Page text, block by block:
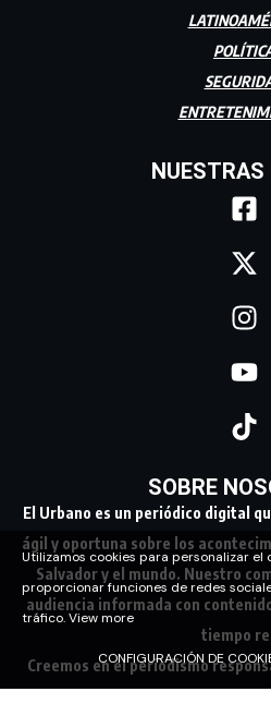
NUESTRAS
SOBRE
El Urbano es un periódico digital
ágil y oportuna sobre los
Salvador y el mundo. Nuestro
audiencia informada con
tiempo
Creemos en el periodismo
Utilizamos cookies para personalizar el
proporcionar funciones de redes
tráfico.View more
CONFIGURACIÓN DE